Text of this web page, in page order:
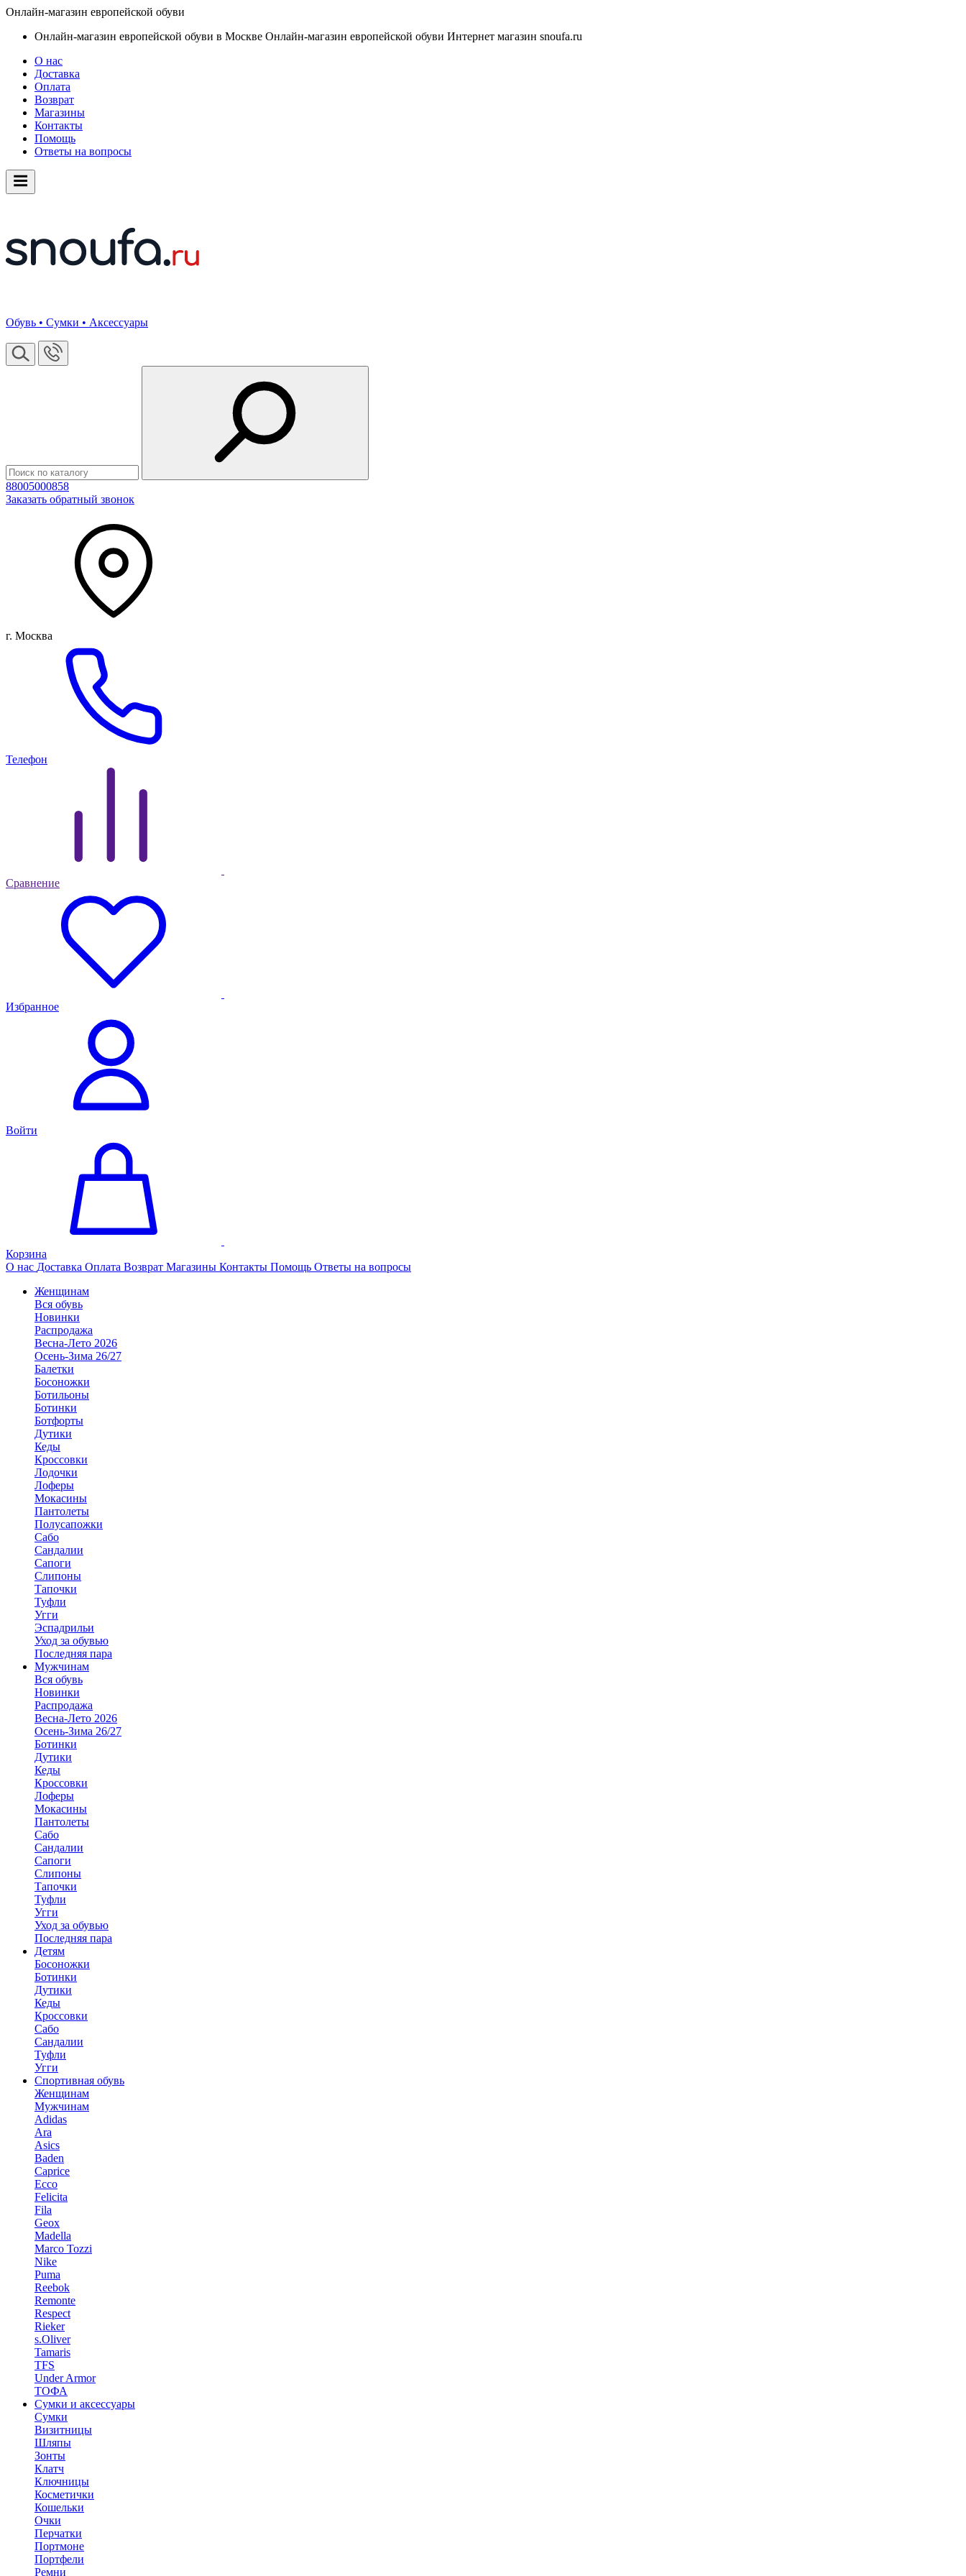
Онлайн-магазин европейской обуви
Онлайн-магазин европейской обуви в Москве Онлайн-магазин европейской обуви Интернет магазин snoufa.ru
О нас
Доставка
Оплата
Возврат
Магазины
Контакты
Помощь
Ответы на вопросы
Обувь • Сумки • Аксессуары
88005000858
Заказать обратный звонок
г. Москва
Телефон
Сравнение
Избранное
Войти
Корзина
О нас Доставка Оплата Возврат Магазины Контакты Помощь Ответы на вопросы
Женщинам
Вся обувь
Новинки
Распродажа
Весна-Лето 2026
Осень-Зима 26/27
Балетки
Босоножки
Ботильоны
Ботинки
Ботфорты
Дутики
Кеды
Кроссовки
Лодочки
Лоферы
Мокасины
Пантолеты
Полусапожки
Сабо
Сандалии
Сапоги
Слипоны
Тапочки
Туфли
Угги
Эспадрильи
Уход за обувью
Последняя пара
Мужчинам
Вся обувь
Новинки
Распродажа
Весна-Лето 2026
Осень-Зима 26/27
Ботинки
Дутики
Кеды
Кроссовки
Лоферы
Мокасины
Пантолеты
Сабо
Сандалии
Сапоги
Слипоны
Тапочки
Туфли
Угги
Уход за обувью
Последняя пара
Детям
Босоножки
Ботинки
Дутики
Кеды
Кроссовки
Сабо
Сандалии
Туфли
Угги
Спортивная обувь
Женщинам
Мужчинам
Adidas
Ara
Asics
Baden
Caprice
Ecco
Felicita
Fila
Geox
Madella
Marco Tozzi
Nike
Puma
Reebok
Remonte
Respect
Rieker
s.Oliver
Tamaris
TFS
Under Armor
ТОФА
Сумки и аксессуары
Сумки
Визитницы
Шляпы
Зонты
Клатч
Ключницы
Косметички
Кошельки
Очки
Перчатки
Портмоне
Портфели
Ремни